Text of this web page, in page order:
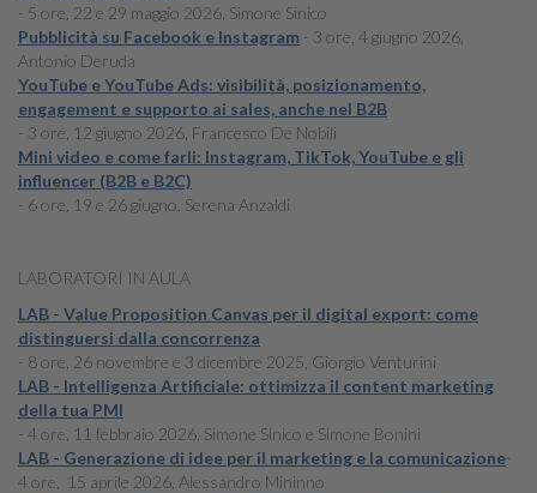
- 5 ore, 22 e 29 maggio 2026, Simone Sinico
Pubblicità su Facebook e Instagram - 3 ore, 4 giugno 2026,
Antonio Deruda
YouTube e YouTube Ads: visibilità, posizionamento,
engagement e supporto ai sales, anche nel B2B
- 3 ore, 12 giugno 2026, Francesco De Nobili
Mini video e come farli: Instagram, TikTok, YouTube e gli
influencer (B2B e B2C)
- 6 ore, 19 e 26 giugno, Serena Anzaldi
LABORATORI IN AULA
LAB - Value Proposition Canvas per il digital export: come
distinguersi dalla concorrenza
- 8 ore, 26 novembre e 3 dicembre 2025, Giorgio Venturini
LAB - Intelligenza Artificiale: ottimizza il content marketing
della tua PMI
- 4 ore, 11 febbraio 2026, Simone Sinico e Simone Bonini
LAB - Generazione di idee per il marketing e la comunicazione-
4 ore, 15 aprile 2026, Alessandro Mininno